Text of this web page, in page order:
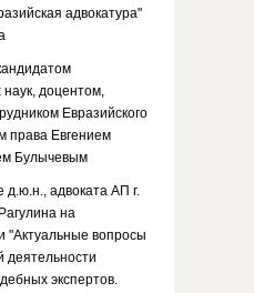
адвокатура"
наук, доцентом,
Евразийского
права Евгением
Булычевым
д.ю.н., адвоката АП г.
на
"Актуальные вопросы
деятельности
экспертов.